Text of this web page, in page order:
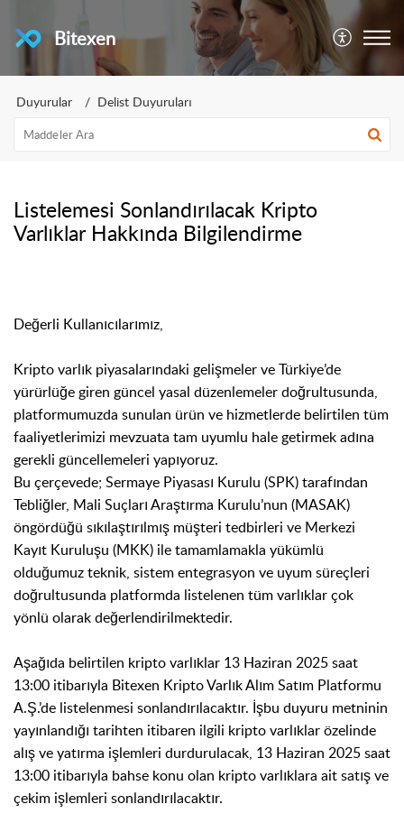
Bitexen
Duyurular Delist Duyuruları
Listelemesi Sonlandırılacak Kripto
Varlıklar Hakkında Bilgilendirme
Değerli Kullanıcılarımız,
Kripto varlık piyasalarındaki gelişmeler ve Türkiye’de
yürürlüğe giren güncel yasal düzenlemeler doğrultusunda,
platformumuzda sunulan ürün ve hizmetlerde belirtilen tüm
faaliyetlerimizi mevzuata tam uyumlu hale getirmek adına
gerekli güncellemeleri yapıyoruz.
Bu çerçevede; Sermaye Piyasası Kurulu (SPK) tarafından
Tebliğler, Mali Suçları Araştırma Kurulu’nun (MASAK)
öngördüğü sıkılaştırılmış müşteri tedbirleri ve Merkezi
Kayıt Kuruluşu (MKK) ile tamamlamakla yükümlü
olduğumuz teknik, sistem entegrasyon ve uyum süreçleri
doğrultusunda platformda listelenen tüm varlıklar çok
yönlü olarak değerlendirilmektedir.
Aşağıda belirtilen kripto varlıklar 13 Haziran 2025 saat
13:00 itibarıyla Bitexen Kripto Varlık Alım Satım Platformu
A.Ş.’de listelenmesi sonlandırılacaktır. İşbu duyuru metninin
yayınlandığı tarihten itibaren ilgili kripto varlıklar özelinde
alış ve yatırma işlemleri durdurulacak, 13 Haziran 2025 saat
13:00 itibarıyla bahse konu olan kripto varlıklara ait satış ve
çekim işlemleri sonlandırılacaktır.